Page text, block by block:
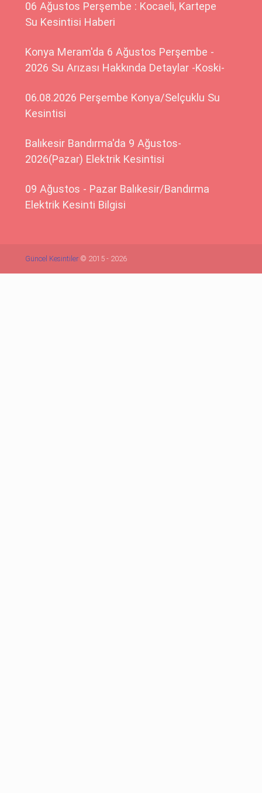
06 Ağustos Perşembe : Kocaeli, Kartepe
Su Kesintisi Haberi
Konya Meram'da 6 Ağustos Perşembe -
2026 Su Arızası Hakkında Detaylar -Koski-
06.08.2026 Perşembe Konya/Selçuklu Su
Kesintisi
Balıkesir Bandırma'da 9 Ağustos-
2026(Pazar) Elektrik Kesintisi
09 Ağustos - Pazar Balıkesir/Bandırma
Elektrik Kesinti Bilgisi
Güncel Kesintiler© 2015 - 2026